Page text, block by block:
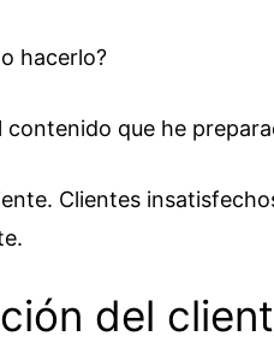
hacerlo?
que he
Clientes
del